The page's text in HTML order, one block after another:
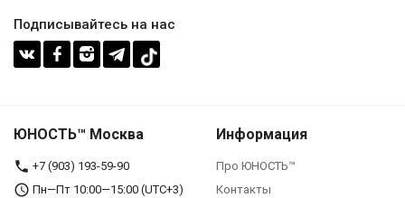
Подписывайтесь на нас
ЮНОСТЬ™ Москва
+7 (903) 193-59-90‬
Пн—Пт 10:00—15:00 (UTC+3)
Информация
Про ЮНОСТЬ™
Контакты